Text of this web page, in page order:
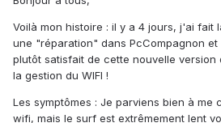
Voilà mon histoire : il y a 4 jours, j'ai fait
une "réparation" dans PcCompagnon
plutôt satisfait de cette nouvelle version
la gestion du WIFI !
Les symptômes : Je parviens bien à me
wifi, mais le surf est extrêmement lent